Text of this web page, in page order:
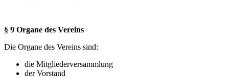
§ 9 Organe des Vereins
Die Organe des Vereins sind:
die Mitgliederversammlung
der Vorstand